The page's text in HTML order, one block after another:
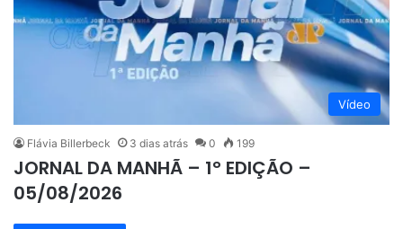
Vídeo
Flávia Billerbeck 3 dias atrás 0 199
JORNAL DA MANHÃ – 1° EDIÇÃO –
05/08/2026